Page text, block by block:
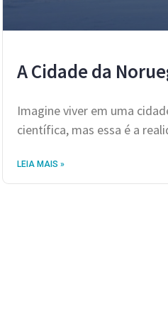
A Cidade da
Imagine viver em uma
científica, mas essa é a
LEIA MAIS »